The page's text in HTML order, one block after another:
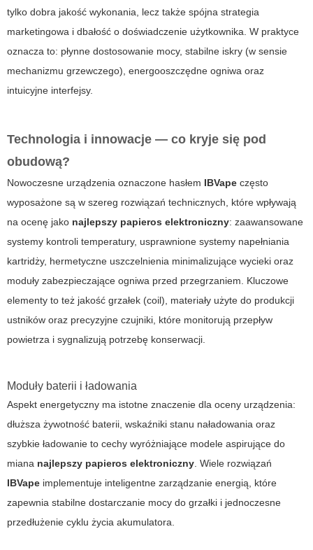
tylko dobra jakość wykonania, lecz także spójna strategia
marketingowa i dbałość o doświadczenie użytkownika. W praktyce
oznacza to: płynne dostosowanie mocy, stabilne iskry (w sensie
mechanizmu grzewczego), energooszczędne ogniwa oraz
intuicyjne interfejsy.
Technologia i innowacje — co kryje się pod
obudową?
Nowoczesne urządzenia oznaczone hasłem IBVape często
wyposażone są w szereg rozwiązań technicznych, które wpływają
na ocenę jako najlepszy papieros elektroniczny: zaawansowane
systemy kontroli temperatury, usprawnione systemy napełniania
kartridży, hermetyczne uszczelnienia minimalizujące wycieki oraz
moduły zabezpieczające ogniwa przed przegrzaniem. Kluczowe
elementy to też jakość grzałek (coil), materiały użyte do produkcji
ustników oraz precyzyjne czujniki, które monitorują przepływ
powietrza i sygnalizują potrzebę konserwacji.
Moduły baterii i ładowania
Aspekt energetyczny ma istotne znaczenie dla oceny urządzenia:
dłuższa żywotność baterii, wskaźniki stanu naładowania oraz
szybkie ładowanie to cechy wyróżniające modele aspirujące do
miana najlepszy papieros elektroniczny . Wiele rozwiązań
IBVape implementuje inteligentne zarządzanie energią, które
zapewnia stabilne dostarczanie mocy do grzałki i jednoczesne
przedłużenie cyklu życia akumulatora.